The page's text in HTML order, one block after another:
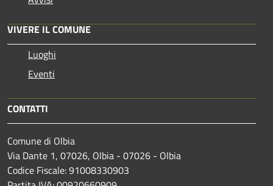
VIVERE IL COMUNE
Luoghi
Eventi
CONTATTI
Comune di Olbia
Via Dante 1, 07026, Olbia - 07026 - Olbia
Codice Fiscale: 91008330903